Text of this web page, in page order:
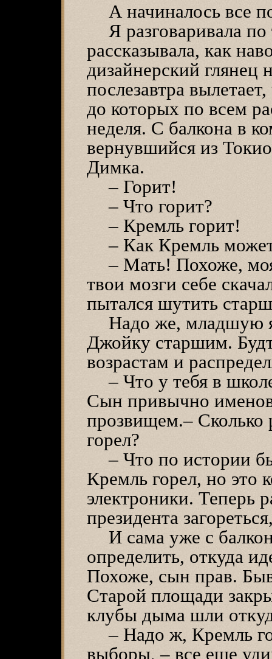
А начиналось все
Я разговаривала
рассказывала, как
дизайнерский глянец
послезавтра
до которых по всем
неделя. С балкона в
вернувшийся из
Димка.
– Горит!
– Что горит?
– Кремль горит!
– Как Кремль
– Мать! Похоже,
твои мозги себе
пытался шутить
Надо же, младшую
Джойку старшим.
возрастам и
– Что у тебя в
Сын привычно
прозвищем.– Сколько
горел?
– Что по истории
Кремль горел, но это
электроники. Теперь
президента
И сама уже с
определить, откуда
Похоже, сын прав.
Старой площади
клубы дыма шли
– Надо ж, Кремль
выборы, – все еще